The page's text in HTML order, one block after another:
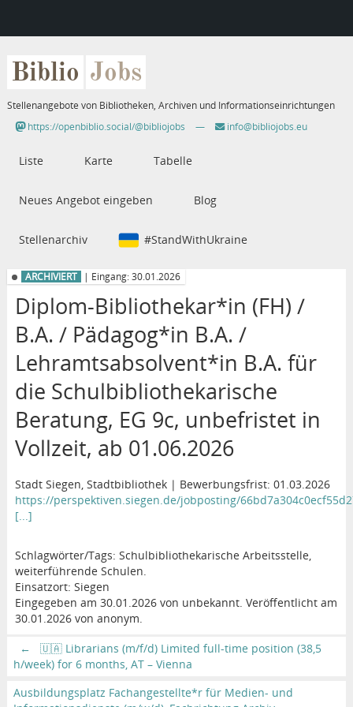
Biblio Jobs
Stellenangebote von Bibliotheken, Archiven und Informationseinrichtungen
https://openbiblio.social/@bibliojobs
— info@bibliojobs.eu
Liste Karte Tabelle
Neues Angebot eingeben Blog
Stellenarchiv #StandWithUkraine
ARCHIVIERT | Eingang: 30.01.2026
Diplom-Bibliothekar*in (FH) /
B.A. / Pädagog*in B.A. /
Lehramtsabsolvent*in B.A. für
die Schulbibliothekarische
Beratung, EG 9c, unbefristet in
Vollzeit, ab 01.06.2026
Stadt Siegen, Stadtbibliothek | Bewerbungsfrist: 01.03.2026
https://perspektiven.siegen.de/jobposting/
[...]
Schlagwörter/Tags: Schulbibliothekarische Arbeitsstelle,
weiterführende Schulen.
Einsatzort: Siegen
Eingegeben am 30.01.2026 von unbekannt. Veröffentlicht am
30.01.2026 von anonym.
←
🇺🇦 Librarians (m/f/d) Limited full-time position (38,5
h/week) for 6 months, AT – Vienna
Ausbildungsplatz Fachangestellte*r für Medien- und